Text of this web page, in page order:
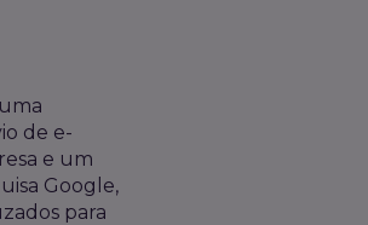
de e-
e um
Google,
para